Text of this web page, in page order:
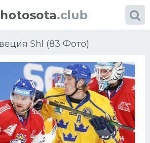
.club
Shl (83 Фото)
Фото